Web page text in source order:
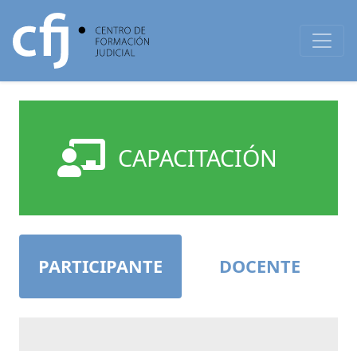
CAPACITACIÓN
PARTICIPANTE DOCENTE